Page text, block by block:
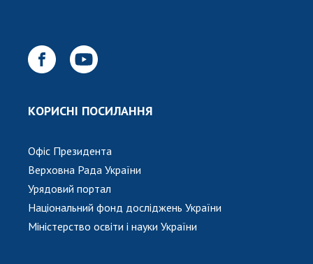
АКАДЕМІЯ КОМЕНТУЄ
КАБІНЕТ
КОРИСНІ ПОСИЛАННЯ
Офіс Президента
Верховна Рада України
Урядовий портал
Національний фонд досліджень України
Міністерство освіти і науки України